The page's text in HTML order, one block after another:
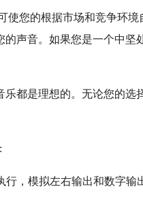
使您的根据市场和竞争环境
的声音。如果您是一个中坚
乐都是理想的。无论您的选
行，模拟左右输出和数字输